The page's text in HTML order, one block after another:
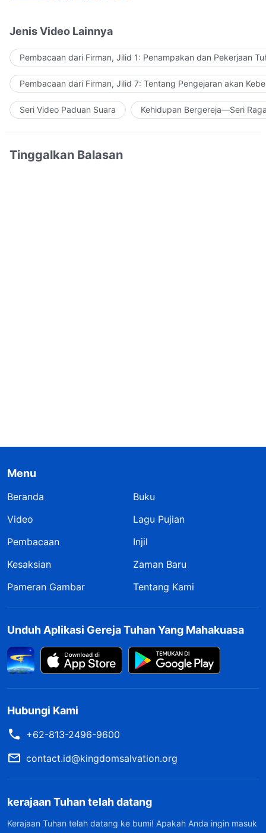
Jenis Video Lainnya
Pembacaan dari Firman, Jilid 1: Penampakan dan Pekerjaan
Pembacaan dari Firman, Jilid 7: Tentang Pengejaran akan
Seri Video Paduan Suara Kehidupan Bergereja—Seri
Tinggalkan Balasan
Menu
Beranda
Buku
Video
Lagu Pujian
Pembacaan
Injil
Kesaksian
Zaman Baru
Pameran Gambar
Tentang Kami
Unduh Aplikasi Gereja Tuhan Yang Mahakuasa
Hubungi Kami
+62-813-2496-9600
contact.id@kingdomsalvation.org
kerajaan Tuhan telah datang
Kerajaan Tuhan telah datang ke bumi! Apakah Anda ingin masuk